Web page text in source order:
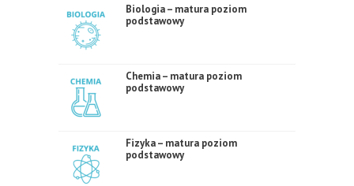
Biologia – matura poziom
podstawowy
Chemia – matura poziom
podstawowy
Fizyka – matura poziom
podstawowy